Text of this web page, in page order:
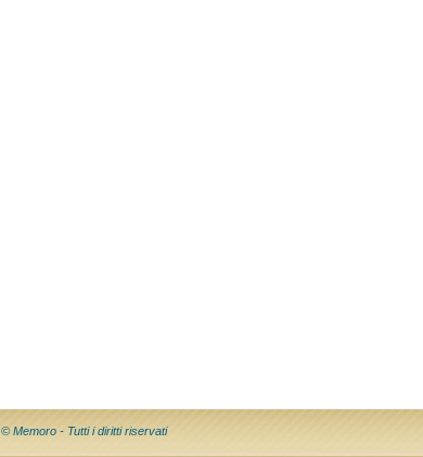
© Memoro - Tutti i diritti riservati